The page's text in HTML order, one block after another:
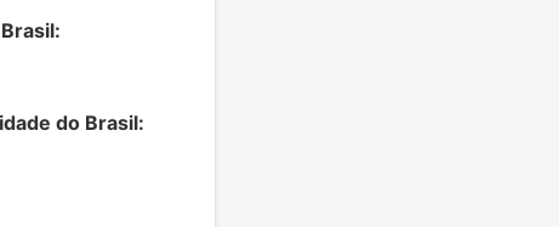
do Brasil: